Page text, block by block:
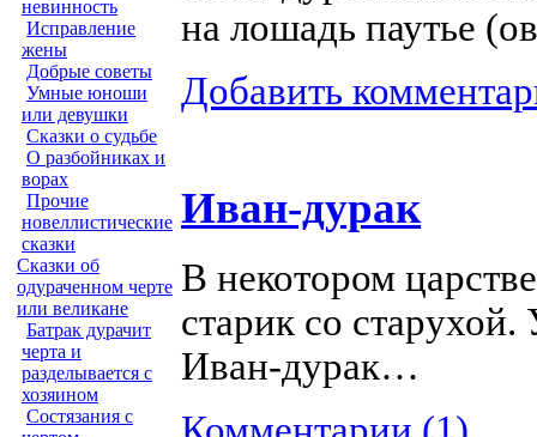
невинность
Исправление
жены
Добрые советы
Умные юноши
или девушки
Сказки о судьбе
О разбойниках и
ворах
Прочие
новеллистические
сказки
Сказки об
одураченном черте
или великане
Батрак дурачит
черта и
разделывается с
хозяином
Состязания с
на лошадь паутье
Добавить
Иван-дурак
В некотором
старик со
Иван-дурак…